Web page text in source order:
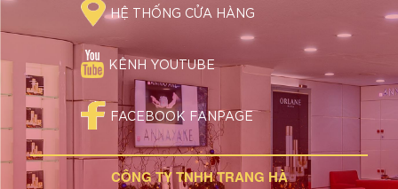
HỆ THỐNG CỬA HÀNG
KÊNH YOUTUBE
FACEBOOK FANPAGE
CÔNG TY TNHH TRANG HÀ